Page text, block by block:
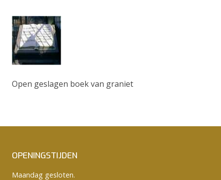
Open geslagen boek van graniet
OPENINGSTIJDEN
Maandag gesloten.